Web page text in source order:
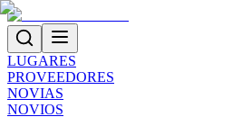
LUGARES
PROVEEDORES
NOVIAS
NOVIOS